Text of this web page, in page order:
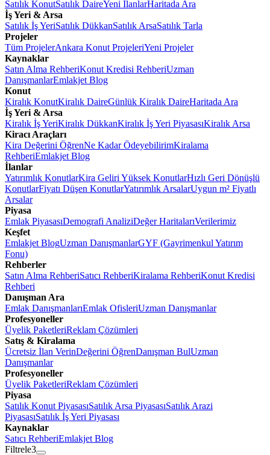
Satılık KonutSatılık DaireYeni İlanlarHaritada Ara
İş Yeri & Arsa
Satılık İş YeriSatılık DükkanSatılık ArsaSatılık Tarla
Projeler
Tüm ProjelerAnkara Konut ProjeleriYeni Projeler
Kaynaklar
Satın Alma RehberiKonut Kredisi RehberiUzman
DanışmanlarEmlakjet Blog
Konut
Kiralık KonutKiralık DaireGünlük Kiralık DaireHaritada Ara
İş Yeri & Arsa
Kiralık İş YeriKiralık DükkanKiralık İş Yeri PiyasasıKiralık Arsa
Kiracı Araçları
Kira Değerini ÖğrenNe Kadar ÖdeyebilirimKiralama
RehberiEmlakjet Blog
İlanlar
Yatırımlık KonutlarKira Geliri Yüksek KonutlarHızlı Geri Dönüşlü
KonutlarFiyatı Düşen KonutlarYatırımlık ArsalarUygun m² Fiyatlı
Arsalar
Piyasa
Emlak PiyasasıDemografi AnaliziDeğer HaritalarıVerilerimiz
Keşfet
Emlakjet BlogUzman DanışmanlarGYF (Gayrimenkul Yatırım
Fonu)
Rehberler
Satın Alma RehberiSatıcı RehberiKiralama RehberiKonut Kredisi
Rehberi
Danışman Ara
Emlak DanışmanlarıEmlak OfisleriUzman Danışmanlar
Profesyoneller
Üyelik PaketleriReklam Çözümleri
Satış & Kiralama
Ücretsiz İlan VerinDeğerini ÖğrenDanışman BulUzman
Danışmanlar
Profesyoneller
Üyelik PaketleriReklam Çözümleri
Piyasa
Satılık Konut PiyasasıSatılık Arsa PiyasasıSatılık Arazi
PiyasasıSatılık İş Yeri Piyasası
Kaynaklar
Satıcı RehberiEmlakjet Blog
Filtrele3